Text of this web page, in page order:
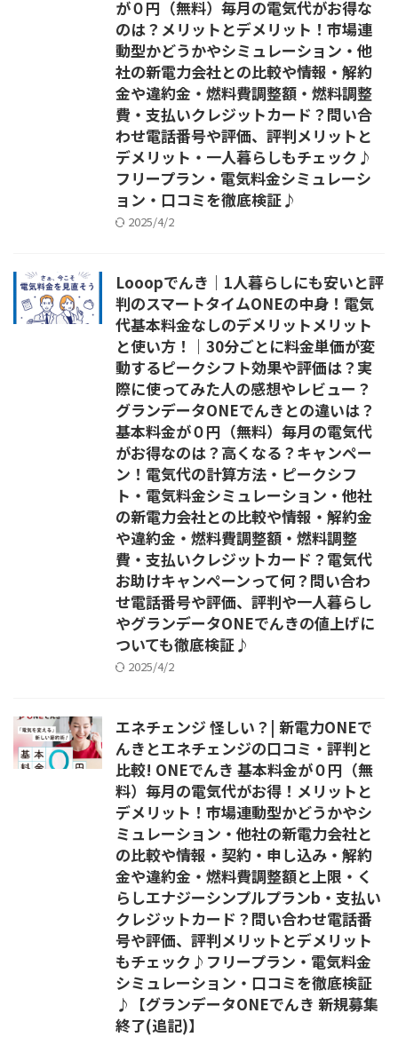
が０円（無料）毎月の電気代がお得な
のは？メリットとデメリット！市場連
動型かどうかやシミュレーション・他
社の新電力会社との比較や情報・解約
金や違約金・燃料費調整額・燃料調整
費・支払いクレジットカード？問い合
わせ電話番号や評価、評判メリットと
デメリット・一人暮らしもチェック♪
フリープラン・電気料金シミュレーシ
ョン・口コミを徹底検証♪
2025/4/2
Looopでんき｜1人暮らしにも安いと評
判のスマートタイムONEの中身！電気
代基本料金なしのデメリットメリット
と使い方！｜30分ごとに料金単価が変
動するピークシフト効果や評価は？実
際に使ってみた人の感想やレビュー？
グランデータONEでんきとの違いは？
基本料金が０円（無料）毎月の電気代
がお得なのは？高くなる？キャンペー
ン！電気代の計算方法・ピークシフ
ト・電気料金シミュレーション・他社
の新電力会社との比較や情報・解約金
や違約金・燃料費調整額・燃料調整
費・支払いクレジットカード？電気代
お助けキャンペーンって何？問い合わ
せ電話番号や評価、評判や一人暮らし
やグランデータONEでんきの値上げに
ついても徹底検証♪
2025/4/2
エネチェンジ 怪しい？| 新電力ONEで
んきとエネチェンジの口コミ・評判と
比較! ONEでんき 基本料金が０円（無
料）毎月の電気代がお得！メリットと
デメリット！市場連動型かどうかやシ
ミュレーション・他社の新電力会社と
の比較や情報・契約・申し込み・解約
金や違約金・燃料費調整額と上限・く
らしエナジーシンプルプランb・支払い
クレジットカード？問い合わせ電話番
号や評価、評判メリットとデメリット
もチェック♪フリープラン・電気料金
シミュレーション・口コミを徹底検証
♪【グランデータONEでんき 新規募集
終了(追記)】